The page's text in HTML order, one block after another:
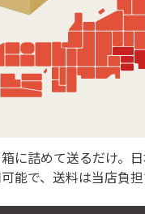
に詰めて送るだけ。
能で、送料は当店負担